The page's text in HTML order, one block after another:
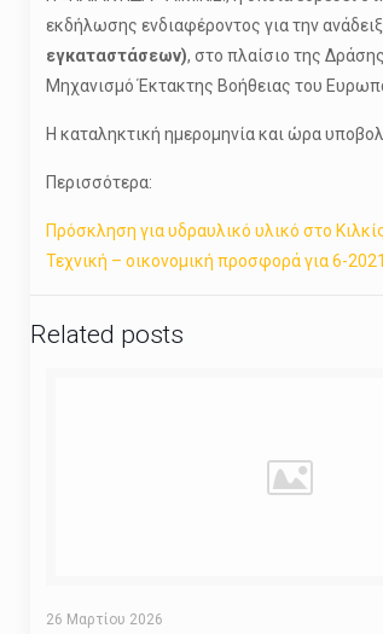
εκδήλωσης ενδιαφέροντος για την
εγκαταστάσεων), στο πλαίσιο της
Μηχανισμό Έκτακτης Βοήθειας του
Η καταληκτική ημερομηνία και ώρα
Περισσότερα:
Πρόσκληση για υδραυλικό υλικό στο
Τεχνική – οικονομική προσφορά για 6-
Related posts
26 Μαρτίου 2026